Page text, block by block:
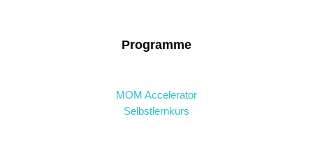
Programme
MOM Accelerator
Selbstlernkurs